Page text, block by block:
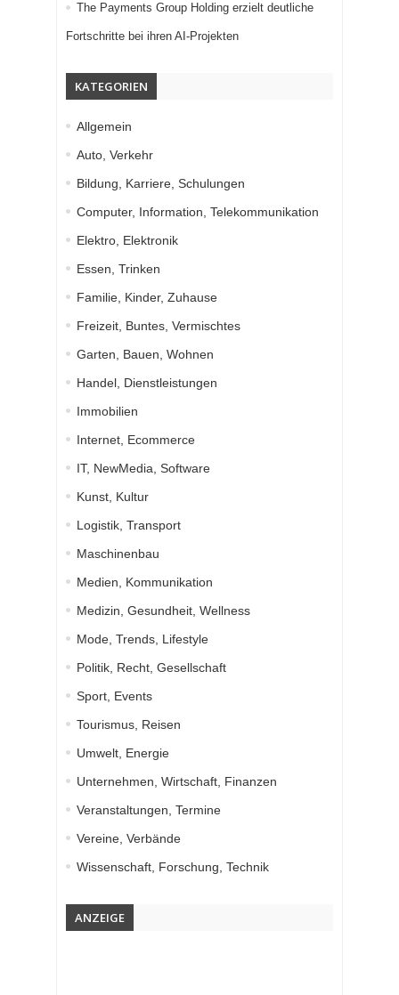
The Payments Group Holding erzielt deutliche
Fortschritte bei ihren AI-Projekten
KATEGORIEN
Allgemein
Auto, Verkehr
Bildung, Karriere, Schulungen
Computer, Information, Telekommunikation
Elektro, Elektronik
Essen, Trinken
Familie, Kinder, Zuhause
Freizeit, Buntes, Vermischtes
Garten, Bauen, Wohnen
Handel, Dienstleistungen
Immobilien
Internet, Ecommerce
IT, NewMedia, Software
Kunst, Kultur
Logistik, Transport
Maschinenbau
Medien, Kommunikation
Medizin, Gesundheit, Wellness
Mode, Trends, Lifestyle
Politik, Recht, Gesellschaft
Sport, Events
Tourismus, Reisen
Umwelt, Energie
Unternehmen, Wirtschaft, Finanzen
Veranstaltungen, Termine
Vereine, Verbände
Wissenschaft, Forschung, Technik
ANZEIGE